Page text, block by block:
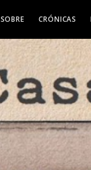
SOBRE CRÓNICAS